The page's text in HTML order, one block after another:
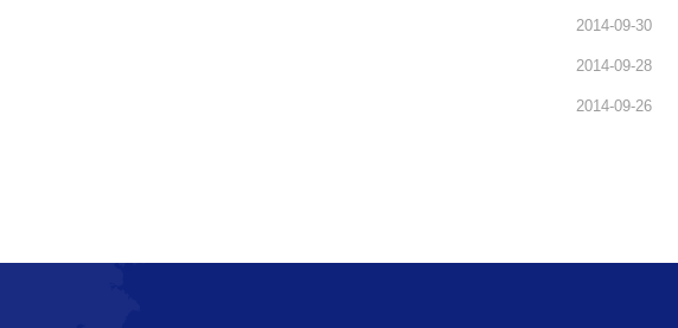
2014-09-30
2014-09-28
2014-09-26